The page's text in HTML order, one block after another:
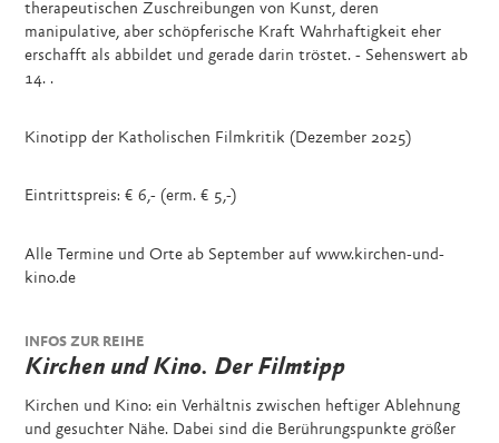
therapeutischen Zuschreibungen von Kunst, deren
manipulative, aber schöpferische Kraft Wahrhaftigkeit eher
erschafft als abbildet und gerade darin tröstet. - Sehenswert ab
14. .
Kinotipp der Katholischen Filmkritik (Dezember 2025)
Eintrittspreis: € 6,- (erm. € 5,-)
Alle Termine und Orte ab September auf www.kirchen-und-
kino.de
INFOS ZUR REIHE
Kirchen und Kino. Der Filmtipp
Kirchen und Kino: ein Verhältnis zwischen heftiger Ablehnung
und gesuchter Nähe. Dabei sind die Berührungspunkte größer